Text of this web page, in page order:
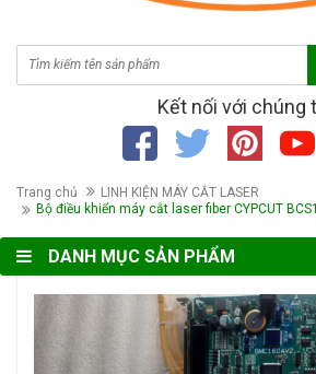
Kết nối với chúng
Trang chủ
LINH KIỆN MÁY CẮT LASER
Bộ điều khiển máy cắt laser fiber CYPCUT
DANH MỤC SẢN PHẨM